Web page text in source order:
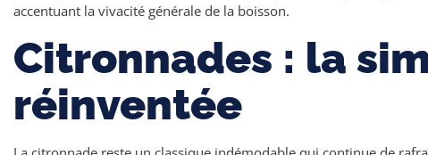
accentuant la vivacité générale de la boisson.
Citronnades : la
réinventée